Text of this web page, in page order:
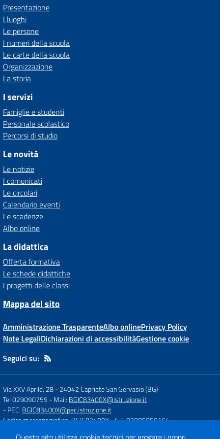
Presentazione
I luoghi
Le persone
I numeri della scuola
Le carte della scuola
Organizzazione
La storia
I servizi
Famiglie e studenti
Personale scolastico
Percorsi di studio
Le novità
Le notizie
I comunicati
Le circolari
Calendario eventi
Le scadenze
Albo online
La didattica
Offerta formativa
Le schede didattiche
I progetti delle classi
Mappa del sito
Amministrazione TrasparenteAlbo onlinePrivacy Policy
Note LegaliDichiarazioni di accessibilitàGestione cookie
Seguici su:
Via XXV Aprile, 28-24042 Capriate San Gervasio (BG)
Tel 029090759 - Mail: BGIC83400X@istruzione.it
- PEC: BGIC83400X@pec.istruzione.it
Codice meccanografico: BGIC83400X- C.F. 82005050164